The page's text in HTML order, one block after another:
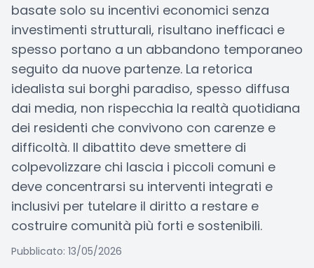
basate solo su incentivi economici senza
investimenti strutturali, risultano inefficaci e
spesso portano a un abbandono temporaneo
seguito da nuove partenze. La retorica
idealista sui borghi paradiso, spesso diffusa
dai media, non rispecchia la realtà quotidiana
dei residenti che convivono con carenze e
difficoltà. Il dibattito deve smettere di
colpevolizzare chi lascia i piccoli comuni e
deve concentrarsi su interventi integrati e
inclusivi per tutelare il diritto a restare e
costruire comunità più forti e sostenibili.
Pubblicato: 13/05/2026